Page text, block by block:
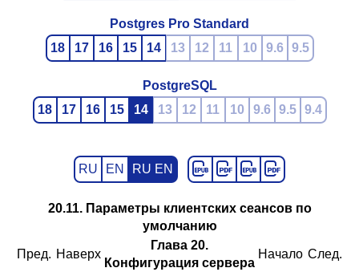
Postgres Pro Standard
18
17 16 15 14 13 12 11 10 9.6 9.5
PostgreSQL
18
17 16 15 14 13 12 11 10 9.6 9.5 9.4
RU EN RU EN
20.11. Параметры клиентских сеансов по
умолчанию
Пред. Наверх
Глава 20.
Конфигурация сервера
Начало След.